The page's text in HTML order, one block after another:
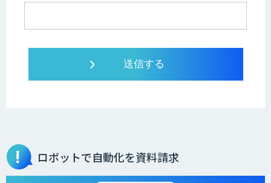
ロボットで自動化を資料請求